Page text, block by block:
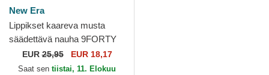
New Era
Lippikset kaareva musta
säädettävä nauha 9FORTY
Core Ultimate Móstoles
Kings League New Era
EUR25,95 EUR 18,17
Saat sen tiistai, 11. Elokuu